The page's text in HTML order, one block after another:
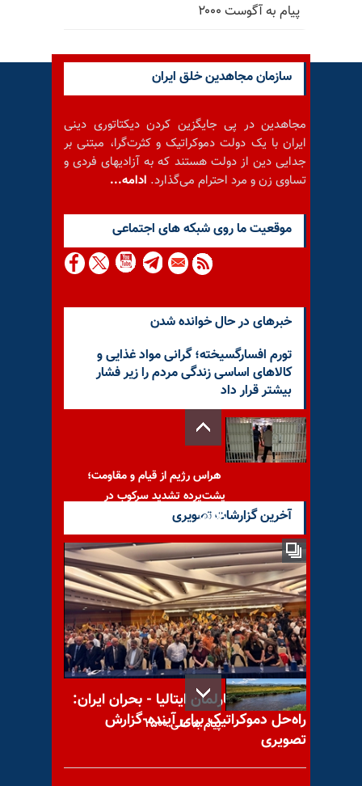
پیام به آگوست ۲۰۰۰
سازمان مجاهدین خلق ایران
مجاهدین در پی جایگزین کردن دیکتاتوری دینی
ایران با یک دولت دموکراتیک و کثرت‌گرا، مبتنی بر
جدایی دین از دولت هستند که به آزادیهای فردی و
تساوی زن و مرد احترام می‌گذارد. ادامه...
موقعيت ما روى شبكه هاى اجتماعى
خبرهای در حال خوانده شدن
تورم افسارگسیخته؛ گرانی مواد غذایی و
کالاهای اساسی زندگی مردم را زیر فشار
بیشتر قرار داد
هراس رژیم از قیام و مقاومت؛
پشت‌پرده تشدید سرکوب در
زندانها
«نبرد من»؛ کتاب بالینی پیشوای
ایران
پیام به علی ۲۵۰۰
آخرین گزارشات تصویری
کنفرانس در پارلمان ایتالیا - بحران ایران:
راه‌حل دموکراتیک برای آینده-گزارش
تصویری